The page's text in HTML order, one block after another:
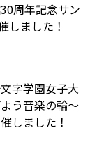
周年記念サン
しました！
字学園女子大
う音楽の輪～
しました！